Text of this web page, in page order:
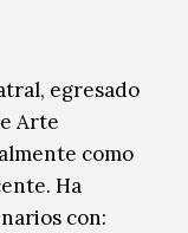
egresado
Arte
como
Ha
con: